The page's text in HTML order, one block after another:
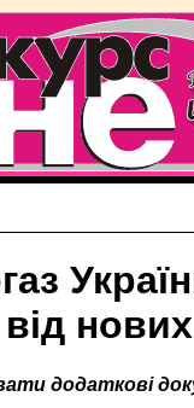
нових
додаткові